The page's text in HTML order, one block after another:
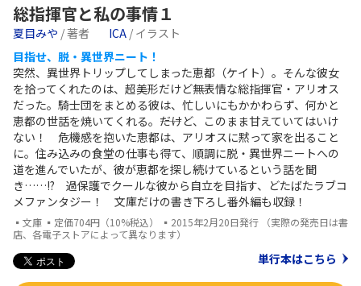
総指揮官と私の事情１
夏目みや / 著者 ICA / イラスト
目指せ、脱・異世界ニート！
突然、異世界トリップしてしまった恵都（ケイト）。そんな彼女
を拾ってくれたのは、超美形だけど無表情な総指揮官・アリオス
だった。騎士団をまとめる彼は、忙しいにもかかわらず、何かと
恵都の世話を焼いてくれる。――だけど、このまま甘えていてはいけ
ない！ 危機感を抱いた恵都は、アリオスに黙って家を出ること
に。住み込みの食堂の仕事も得て、順調に脱・異世界ニートへの
道を進んでいたが、彼が恵都を探し続けているという話を聞
き……!? 過保護でクールな彼から自立を目指す、どたばたラブコ
メファンタジー！ 文庫だけの書き下ろし番外編も収録！
▪文庫 ▪定価704円（10%税込） ▪2015年2月20日発行 （実際の発売日は書
店、各電子ストアによって異なります）
単行本はこちら